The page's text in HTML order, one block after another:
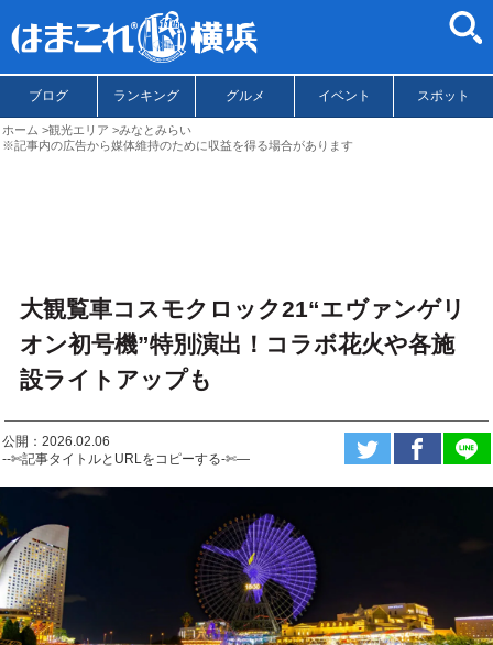
ブログ ランキング グルメ イベント スポット
ホーム 観光エリア
みなとみらい
※記事内の広告から媒体維持のために収益を得る場合があります
大観覧車コスモクロック21“エヴァンゲリ
オン初号機”特別演出！コラボ花火や各施
設ライトアップも
公開：2026.02.06
--✄記事タイトルとURLをコピーする-✄—